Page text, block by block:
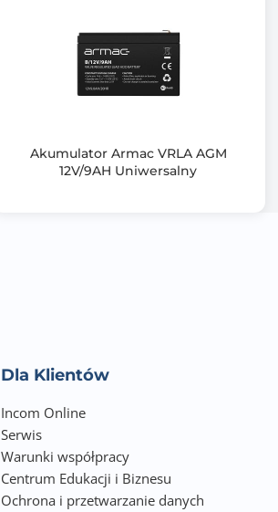
Akumulator Armac VRLA AGM
12V/9AH Uniwersalny
Dla Klientów
Incom Online
Serwis
Warunki współpracy
Centrum Edukacji i Biznesu
Ochrona i przetwarzanie danych